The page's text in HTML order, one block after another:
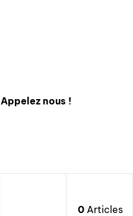
0Articles
nous !